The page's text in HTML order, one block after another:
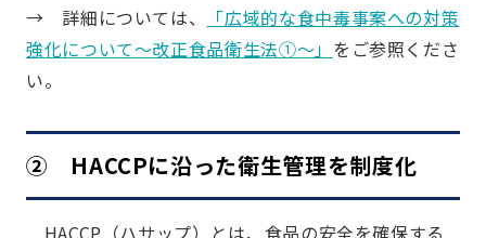
→ 詳細については、
「広域的な食中毒事案への対策
強化について～改正食品衛生法①～」 をご参照くださ
い。
② HACCPに沿った衛生管理を制度化
HACCP（ハサップ）とは、食品の安全を確保する